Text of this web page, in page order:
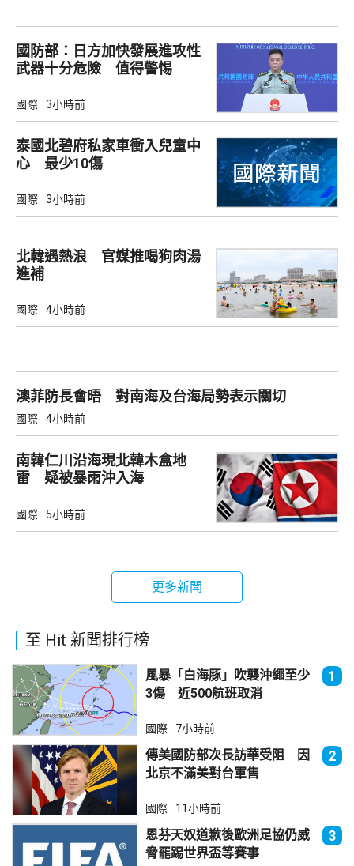
國防部：日方加快發展進攻性
武器十分危險 值得警惕
國際 3小時前
泰國北碧府私家車衝入兒童中
心 最少10傷
國際 3小時前
北韓遇熱浪 官媒推喝狗肉湯
進補
國際 4小時前
澳菲防長會晤 對南海及台海局勢表示關切
國際 4小時前
南韓仁川沿海現北韓木盒地
雷 疑被暴雨沖入海
國際 5小時前
更多新聞
至 Hit 新聞排行榜
風暴「白海豚」吹襲沖繩至少
3傷 近500航班取消
1
國際 7小時前
傳美國防部次長訪華受阻 因
北京不滿美對台軍售
2
國際 11小時前
恩芬天奴道歉後歐洲足協仍威
脅罷踢世界盃等賽事
3